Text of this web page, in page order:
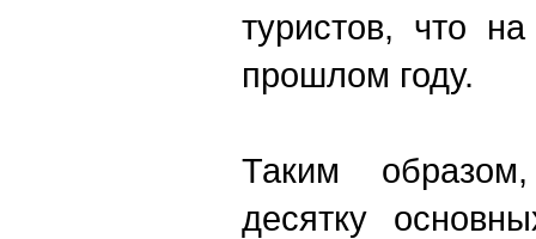
туристов, что
прошлом году.
Таким
десятку